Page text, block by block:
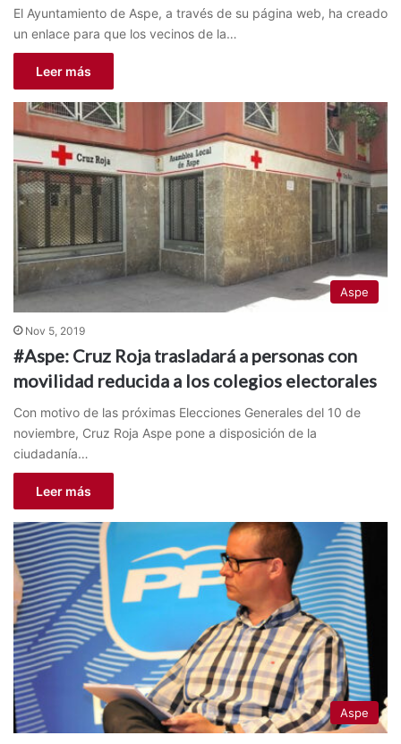
El Ayuntamiento de Aspe, a través de su página web, ha creado
un enlace para que los vecinos de la…
Leer más
Aspe
Nov 5, 2019
#Aspe: Cruz Roja trasladará a personas con
movilidad reducida a los colegios electorales
Con motivo de las próximas Elecciones Generales del 10 de
noviembre, Cruz Roja Aspe pone a disposición de la
ciudadanía…
Leer más
Aspe